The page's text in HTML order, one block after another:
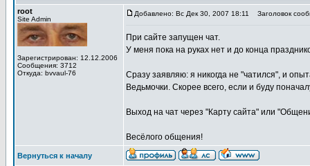
root
Site Admin
Зарегистрирован: 12.12.2006
Сообщения: 3712
Откуда: bvvaul-76
Добавлено: Вс Дек 30, 2007 18:11 Заголовок
При сайте запущен чат.
У меня пока на руках нет и до конца
Сразу заявляю: я никогда не "чатился", и
Ведьмочки. Скорее всего, если и буду
Выход на чат через "Карту сайта" или
Весёлого общения!
Вернуться к началу